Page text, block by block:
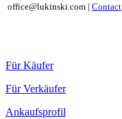
office@lukinski.com | Contact
Für Käufer
Für Verkäufer
Ankaufsprofil